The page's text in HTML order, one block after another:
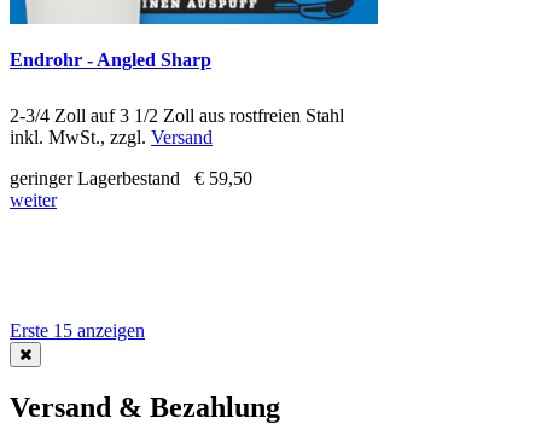
Endrohr - Angled Sharp
2-3/4 Zoll auf 3 1/2 Zoll aus rostfreien Stahl
inkl. MwSt., zzgl. Versand
geringer Lagerbestand
€ 59,50
weiter
Erste 15 anzeigen
Versand & Bezahlung